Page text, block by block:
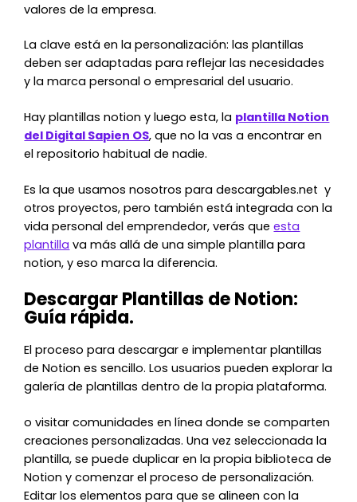
valores de la empresa.
La clave está en la personalización: las plantillas
deben ser adaptadas para reflejar las necesidades
y la marca personal o empresarial del usuario.
Hay plantillas notion y luego esta, la plantilla Notion
del Digital Sapien OS, que no la vas a encontrar en
el repositorio habitual de nadie.
Es la que usamos nosotros para descargables.net y
otros proyectos, pero también está integrada con la
vida personal del emprendedor, verás queesta
plantilla va más allá de una simple plantilla para
notion, y eso marca la diferencia.
Descargar Plantillas de Notion:
Guía rápida.
El proceso para descargar e implementar plantillas
de Notion es sencillo. Los usuarios pueden explorar la
galería de plantillas dentro de la propia plataforma.
o visitar comunidades en línea donde se comparten
creaciones personalizadas. Una vez seleccionada la
plantilla, se puede duplicar en la propia biblioteca de
Notion y comenzar el proceso de personalización.
Editar los elementos para que se alineen con la